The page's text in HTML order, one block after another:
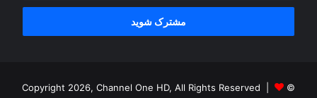
خود
وارد
© Copyright 2026, Channel One HD, All Rights Reserved |